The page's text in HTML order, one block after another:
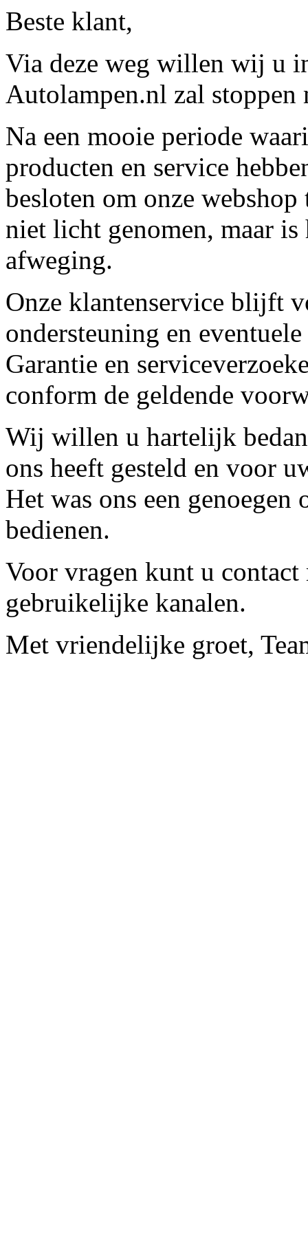
Beste klant,
Via deze weg willen wij u
Autolampen.nl zal stoppen
Na een mooie periode
producten en service
besloten om onze
niet licht genomen, maar
afweging.
Onze klantenservice blijft
ondersteuning en
Garantie en
conform de geldende
Wij willen u hartelijk
ons heeft gesteld en voor
Het was ons een
bedienen.
Voor vragen kunt u contact
gebruikelijke kanalen.
Met vriendelijke groet,